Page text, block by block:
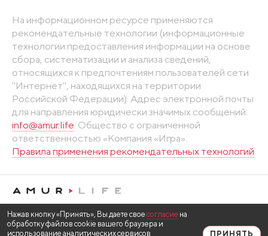
На информационном ресурсе применяются
рекомендательные технологии (информационные
технологии предоставления информации на основе
сбора, систематизации и анализа сведений,
относящихся к предпочтениям пользователей сети
"Интернет", находящихся на территории
Российской Федерации). Адрес электронной почты
для направления юридически значимых сообщений:
info@amur.life . Общество с ограниченной
ответственностью «Компания «Игра».
Правила применения рекомендательных технологий
Нажав кнопку «Принять», Вы даете свое согласие на
обработку файлов cookie вашего браузера и
использование аналитических сервисов
ПРИНЯТЬ